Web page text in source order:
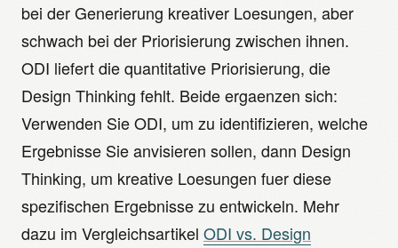
bei der Generierung kreativer Loesungen, aber
schwach bei der Priorisierung zwischen ihnen.
ODI liefert die quantitative Priorisierung, die
Design Thinking fehlt. Beide ergaenzen sich:
Verwenden Sie ODI, um zu identifizieren, welche
Ergebnisse Sie anvisieren sollen, dann Design
Thinking, um kreative Loesungen fuer diese
spezifischen Ergebnisse zu entwickeln. Mehr
dazu im Vergleichsartikel ODI vs. Design